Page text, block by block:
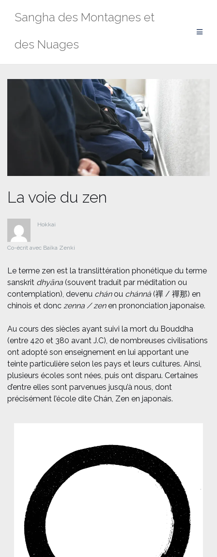
Sangha des Montagnes et
des Nuages
La voie du zen
Hokkai
Co-écrit avec Baïka Zenki
Le terme zen est la translittération phonétique du terme
sanskrit dhyāna (souvent traduit par méditation ou
contemplation), devenu chánou chánnà (禪 / 禪那) en
chinois et donc zenna / zenen prononciation japonaise.
Au cours des siècles ayant suivi la mort du Bouddha
(entre 420 et 380 avant J.C), de nombreuses civilisations
ont adopté son enseignement en lui apportant une
teinte particulière selon les pays et leurs cultures. Ainsi,
plusieurs écoles sont nées, puis ont disparu. Certaines
d’entre elles sont parvenues jusqu’à nous, dont
précisément l’école dite Chán, Zen en japonais.